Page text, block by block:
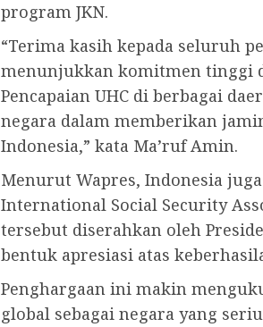
program JKN.
“Terima kasih kepada seluruh
menunjukkan komitmen tinggi
Pencapaian UHC di berbagai
negara dalam memberikan
Indonesia,” kata Ma’ruf Amin.
Menurut Wapres, Indonesia
International Social Security
tersebut diserahkan oleh
bentuk apresiasi atas
Penghargaan ini makin
global sebagai negara yang